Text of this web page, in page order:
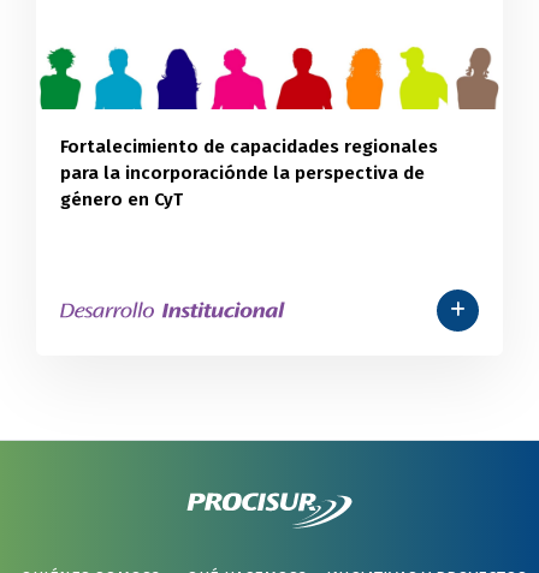
Fortalecimiento de capacidades regionales
para la incorporaciónde la perspectiva de
género en CyT